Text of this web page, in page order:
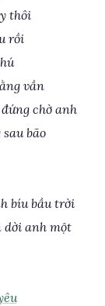
thôi
rồi
vần
chờ anh
bão
bíu bầu trời
dời anh một